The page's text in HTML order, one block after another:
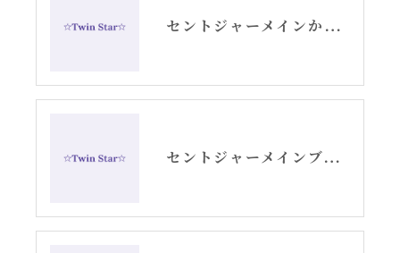
セントジャーメインからのスピリチュアルメッセージ・アリーシャ
セントジャーメインブレッシングカード「リセット」グリッド画像